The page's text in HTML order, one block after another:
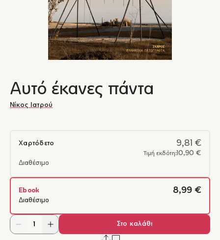
Αυτό έκανες πάντα
Νίκος Ιατρού
Χαρτόδετο 9,81 €
Τιμή εκδότη: 10,90 €
Διαθέσιμο
Ebook 8,99 €
Διαθέσιμο
Στο καλάθι